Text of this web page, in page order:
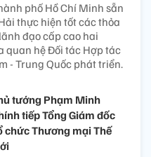
phố Hồ Chí Minh sẵn
thực hiện tốt các thỏa
đạo cấp cao hai
quan hệ Đối tác Hợp tác
- Trung Quốc phát triển.
tướng Phạm Minh
tiếp Tổng Giám đốc
chức Thương mại Thế